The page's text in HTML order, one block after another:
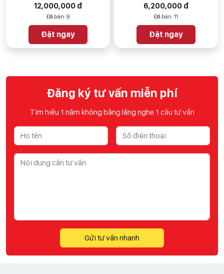
12,000,000 đ
Đã bán: 9
Đặt ngay
6,200,000 đ
Đã bán: 11
Đặt ngay
Đăng ký tư vấn miễn phí
Tìm hiểu 1 năm không bằng lắng nghe 1 câu tư vấn
Gửi tư vấn nhanh